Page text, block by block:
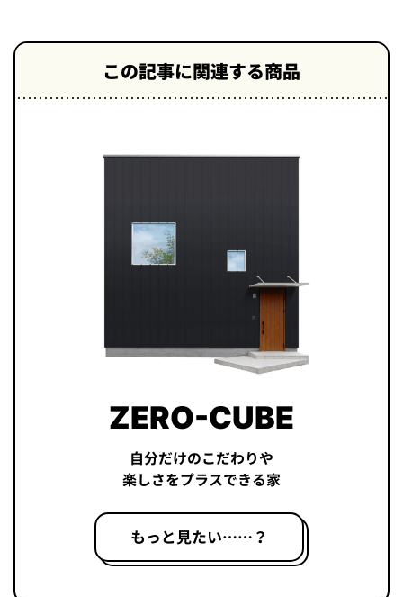
この記事に関連する商品
ZERO-CUBE
自分だけのこだわりや
楽しさをプラスできる家
もっと見たい……？